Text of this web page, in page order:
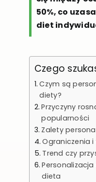
50%, co
diet
Czego
Czym są
diety?
Przyczyny
popularności
Zalety
Ograniczenia
Trend czy
dieta